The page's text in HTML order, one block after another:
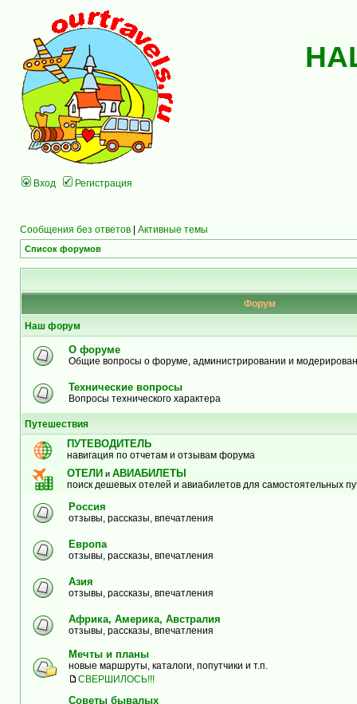
Вход Регистрация
Сообщения без ответов | Активные темы
Список форумов
Форум
Наш форум
О форуме
Общие вопросы о форуме, администрировании и
Технические вопросы
Вопросы технического характера
Путешествия
ПУТЕВОДИТЕЛЬ
навигация по отчетам и отзывам форума
ОТЕЛИ и АВИАБИЛЕТЫ
поиск дешевых отелей и авиабилетов для самостоятельных
Россия
отзывы, рассказы, впечатления
Европа
отзывы, рассказы, впечатления
Азия
отзывы, рассказы, впечатления
Африка, Америка, Австралия
отзывы, рассказы, впечатления
Мечты и планы
новые маршруты, каталоги, попутчики и т.п.
СВЕРШИЛОСЬ!!!
Советы бывалых